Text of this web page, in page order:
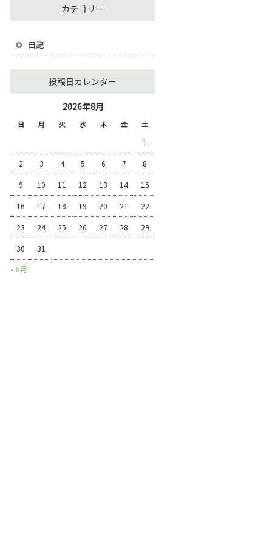
カテゴリー
日記
投稿日カレンダー
2026年8月
日 月 火 水 木 金 土
« 8月
1
2 3 4 5 6 7 8
9 10 11 12 13 14 15
16 17 18 19 20 21 22
23 24 25 26 27 28 29
30 31